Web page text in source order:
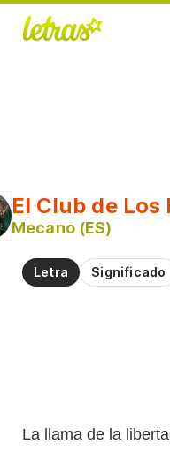
El Club de Los
Mecano (ES)
Letra Significado
La llama de la
Agregar
favoritos
Agregar
automático